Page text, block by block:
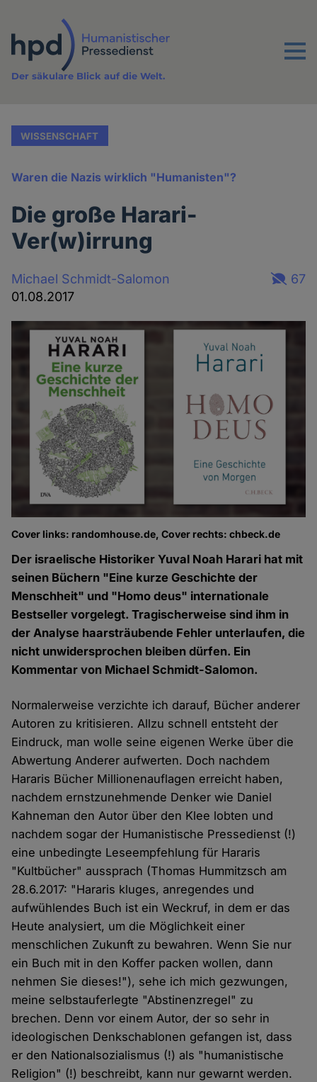
Inhalt
Menu
Der säkulare Blick auf die Welt.
WISSENSCHAFT
Waren die Nazis wirklich "Humanisten"?
Die große Harari-
Ver(w)irrung
Michael Schmidt-Salomon
01.08.2017
67
Cover links: randomhouse.de, Cover rechts: chbeck.de
Der israelische Historiker Yuval Noah Harari hat mit
seinen Büchern "Eine kurze Geschichte der
Menschheit" und "Homo deus" internationale
Bestseller vorgelegt. Tragischerweise sind ihm in
der Analyse haarsträubende Fehler unterlaufen, die
nicht unwidersprochen bleiben dürfen. Ein
Kommentar von Michael Schmidt-Salomon.
Normalerweise verzichte ich darauf, Bücher anderer
Autoren zu kritisieren. Allzu schnell entsteht der
Eindruck, man wolle seine eigenen Werke über die
Abwertung Anderer aufwerten. Doch nachdem
Hararis Bücher Millionenauflagen erreicht haben,
nachdem ernstzunehmende Denker wie Daniel
Kahneman den Autor über den Klee lobten und
nachdem sogar der Humanistische Pressedienst (!)
eine unbedingte Leseempfehlung für Hararis
"Kultbücher" aussprach (Thomas Hummitzsch am
28.6.2017: "Hararis kluges, anregendes und
aufwühlendes Buch ist ein Weckruf, in dem er das
Heute analysiert, um die Möglichkeit einer
menschlichen Zukunft zu bewahren. Wenn Sie nur
ein Buch mit in den Koffer packen wollen, dann
nehmen Sie dieses!"), sehe ich mich gezwungen,
meine selbstauferlegte "Abstinenzregel" zu
brechen. Denn vor einem Autor, der so sehr in
ideologischen Denkschablonen gefangen ist, dass
er den Nationalsozialismus (!) als "humanistische
Religion" (!) beschreibt, kann nur gewarnt werden.